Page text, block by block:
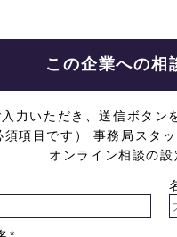
この企業への相
力いただき、送信ボタン
須項目です） 事務局スタ
オンライン相談の設